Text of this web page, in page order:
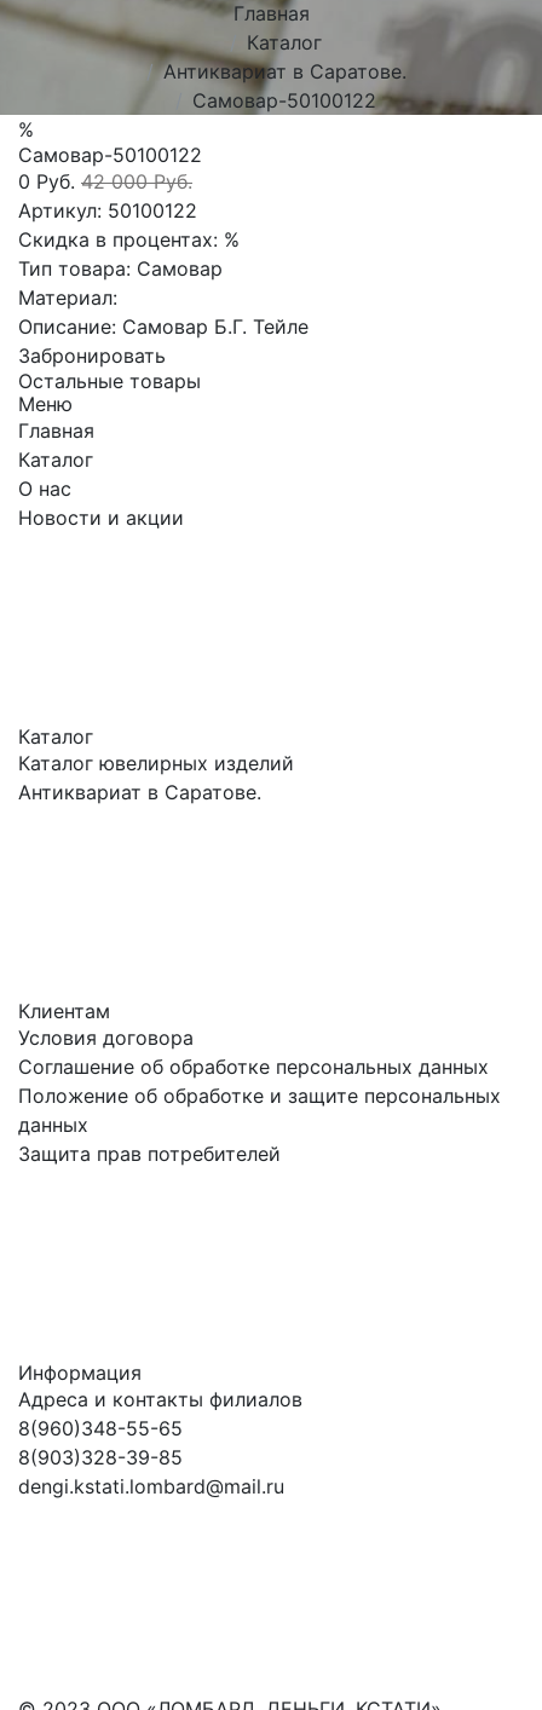
Главная
Каталог
Антиквариат в Саратове.
Самовар-50100122
%
Самовар-50100122
0 Руб. 42 000 Руб.
Артикул: 50100122
Скидка в процентах: %
Тип товара: Самовар
Материал:
Описание: Самовар Б.Г. Тейле
Забронировать
Остальные товары
Меню
Главная
Каталог
О нас
Новости и акции
Каталог
Каталог ювелирных изделий
Антиквариат в Саратове.
Клиентам
Условия договора
Соглашение об обработке персональных данных
Положение об обработке и защите персональных
данных
Защита прав потребителей
Информация
Адреса и контакты филиалов
8(960)348-55-65
8(903)328-39-85
dengi.kstati.lombard@mail.ru